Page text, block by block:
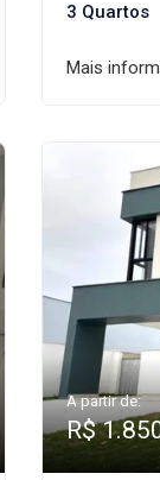
3 Quartos
Mais
A partir de:
R$